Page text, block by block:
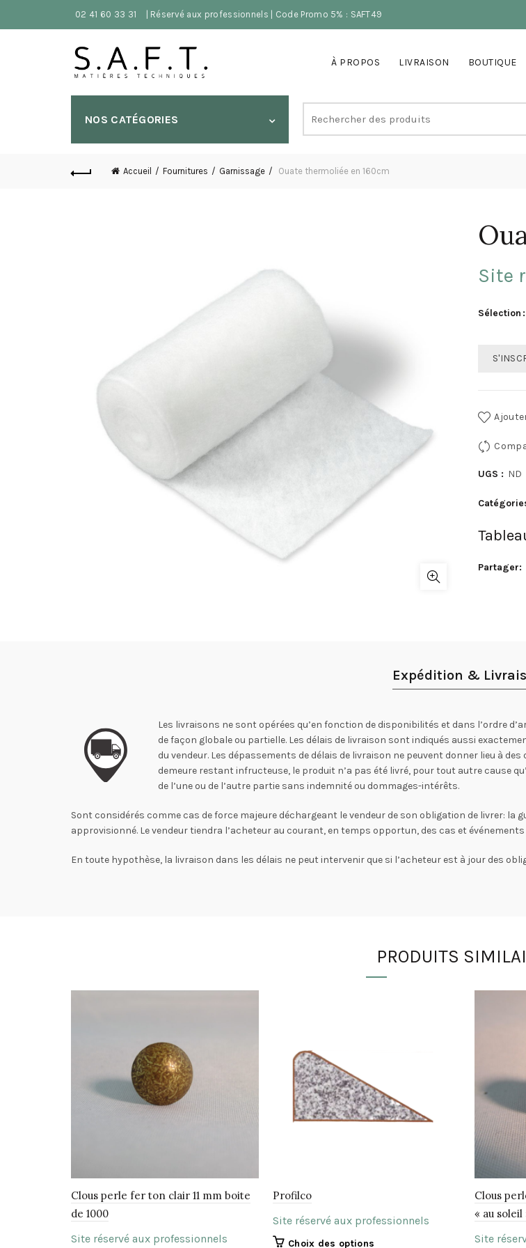
02 41 60 33 31 | Réservé aux professionnels | Code Promo 5% : SAFT49
À PROPOS LIVRAISON BOUTIQUE
NOS CATÉGORIES
for:
Accueil Fournitures Garnissage Ouate thermoliée en 160cm
Site
Sélection
UGS : ND
Partager
Expédition &
Les livraisons ne sont opérées qu’en fonction de disponibilités et dans l’ordre
de façon globale ou partielle. Les délais de livraison sont indiqués aussi
du vendeur. Les dépassements de délais de livraison ne peuvent donner lieu à
demeure restant infructeuse, le produit n’a pas été livré, pour tout autre cause
de l’une ou de l’autre partie sans indemnité ou dommages-intérêts.
Sont considérés comme cas de force majeure déchargeant le vendeur de son obligation de livrer: la
approvisionné. Le vendeur tiendra l’acheteur au courant, en temps opportun, des cas et
En toute hypothèse, la livraison dans les délais ne peut intervenir que si l’acheteur est à jour des
PRODUITS
Clous perle fer ton clair 11 mm boite
de 1000
Site réservé aux professionnels
Profilco
Site réservé aux professionnels
Choix des options
Clous
« au soleil
Site